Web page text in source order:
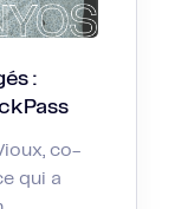
:
co-
qui a